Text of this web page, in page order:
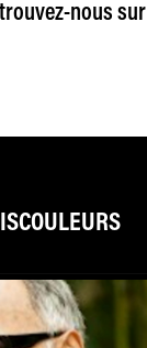
nous sur